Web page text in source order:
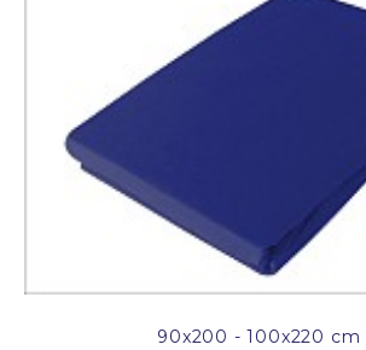
90x200 - 100x220 cm